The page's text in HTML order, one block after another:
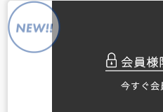
用目的の通知、開示、内容の
止または消去、第三者への提
当社問合わせ窓口に申し出る
社はお客様ご本人を確認させ
な間内に対応いたします。
【お問合せ窓口】
株式会社バレッグス 個人情